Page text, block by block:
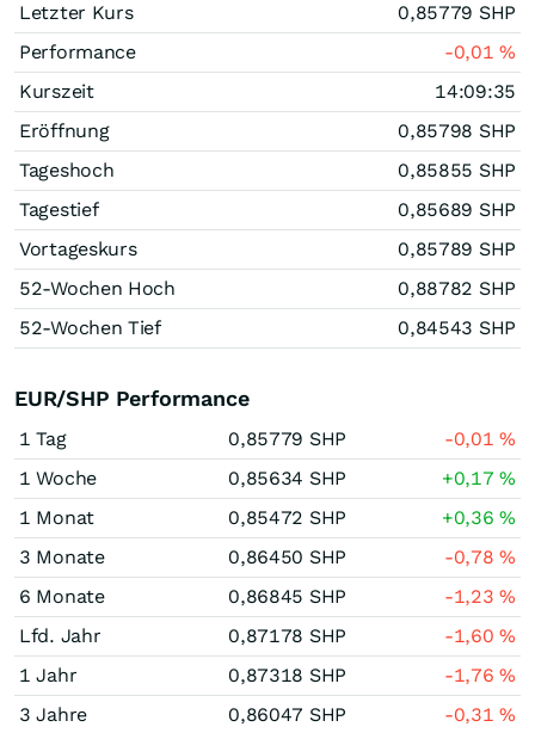
Letzter Kurs
0,85779 SHP
Performance
-0,01%
Kurszeit
14:09:35
Eröffnung
0,85798 SHP
Tageshoch
0,85855 SHP
Tagestief
0,85689 SHP
Vortageskurs
0,85789 SHP
52-Wochen Hoch
0,88782 SHP
52-Wochen Tief
0,84543 SHP
EUR/SHP Performance
1 Tag 0,85779 SHP -0,01%
1 Woche
0,85634 SHP +0,17%
1 Monat
0,85472 SHP +0,36%
3 Monate
0,86450 SHP -0,78%
6 Monate
0,86845 SHP -1,23%
Lfd. Jahr
0,87178 SHP -1,60%
1 Jahr
0,87318 SHP -1,76%
3 Jahre
0,86047 SHP -0,31%